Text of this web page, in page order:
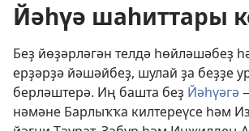
Йәһүә шаһиттары
Беҙ йөҙәрләгән телдә һөйләшәбеҙ
ерҙәрҙә йәшәйбеҙ, шулай ҙа беҙҙе
берләштерә. Иң башта беҙ Йәһүәгә
нәмәне Барлыҡҡа килтереүсе һәм